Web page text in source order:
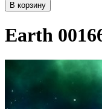
В корзину
Earth